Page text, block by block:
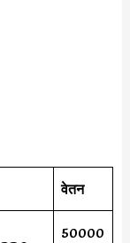
वेतन
50000